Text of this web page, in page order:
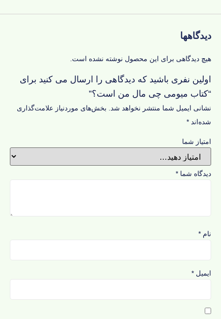
دیدگاهها
هیچ دیدگاهی برای این محصول نوشته نشده است.
اولین نفری باشید که دیدگاهی را ارسال می کنید برای
“کتاب میومی چی مال من است؟”
نشانی ایمیل شما منتشر نخواهد شد. بخش‌های موردنیاز علامت‌گذاری
شده‌اند *
امتیاز شما
دیدگاه شما *
نام *
ایمیل *